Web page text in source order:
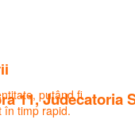
11,putând fi
în timp rapid.